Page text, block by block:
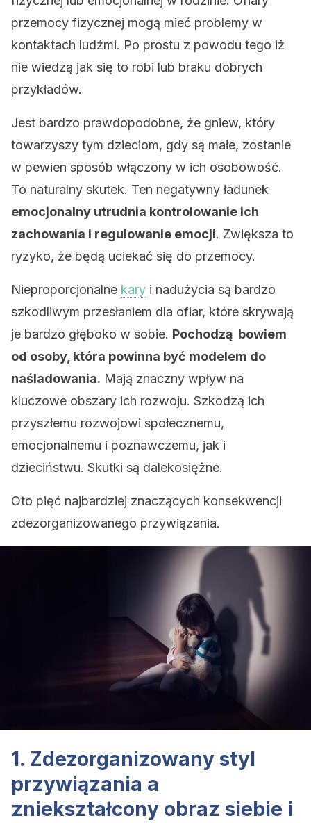
przemocy fizycznej mogą mieć problemy w
kontaktach ludźmi. Po prostu z powodu tego iż
nie wiedzą jak się to robi lub braku dobrych
przykładów.
Jest bardzo prawdopodobne, że gniew, który
towarzyszy tym dzieciom, gdy są małe, zostanie
w pewien sposób włączony w ich osobowość.
To naturalny skutek. Ten negatywny ładunek
emocjonalny utrudnia kontrolowanie ich
zachowania i regulowanie emocji. Zwiększa to
ryzyko, że będą uciekać się do przemocy.
Nieproporcjonalne kary i nadużycia są bardzo
szkodliwym przesłaniem dla ofiar, które skrywają
je bardzo głęboko w sobie. Pochodzą bowiem
od osoby, która powinna być modelem do
naśladowania. Mają znaczny wpływ na
kluczowe obszary ich rozwoju. Szkodzą ich
przyszłemu rozwojowi społecznemu,
emocjonalnemu i poznawczemu, jak i
dzieciństwu. Skutki są dalekosiężne.
Oto pięć najbardziej znaczących konsekwencji
zdezorganizowanego przywiązania.
1. Zdezorganizowany styl
przywiązania a
zniekształcony obraz siebie i